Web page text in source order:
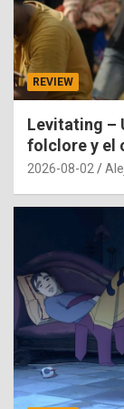
REVIEW
Levitating –
folclore y el
2026-08-02